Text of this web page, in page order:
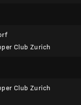
Club Zurich
Club Zurich